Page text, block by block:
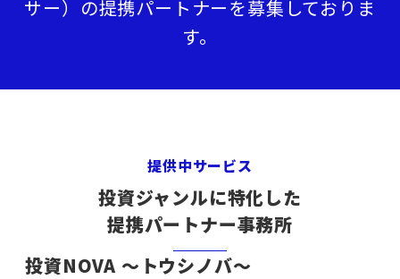
サー）の提携パートナーを募集しておりま
す。
提供中サービス
投資ジャンルに特化した
提携パートナー事務所
投資NOVA ～トウシノバ～